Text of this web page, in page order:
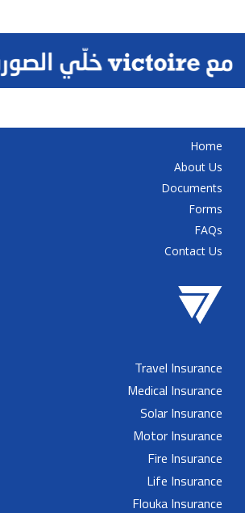
Home
About Us
Documents
Forms
FAQs
Contact Us
Travel Insurance
Medical Insurance
Solar Insurance
Motor Insurance
Fire Insurance
Life Insurance
Flouka Insurance